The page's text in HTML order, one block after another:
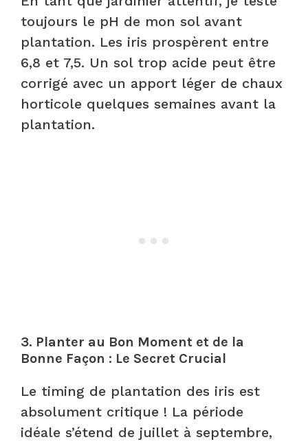
toujours le pH de mon sol avant
plantation. Les iris prospèrent entre
6,8 et 7,5. Un sol trop acide peut être
corrigé avec un apport léger de chaux
horticole quelques semaines avant la
plantation.
3. Planter au Bon Moment et de la
Bonne Façon : Le Secret Crucial
Le timing de plantation des iris est
absolument critique ! La période
idéale s’étend de juillet à septembre,